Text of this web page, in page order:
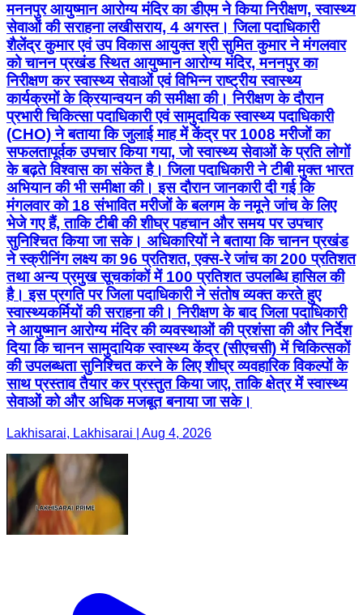
मननपुर आयुष्मान आरोग्य मंदिर का डीएम ने किया निरीक्षण, स्वास्थ्य
सेवाओं की सराहना लखीसराय, 4 अगस्त। जिला पदाधिकारी
शैलेंद्र कुमार एवं उप विकास आयुक्त श्री सुमित कुमार ने मंगलवार
को चानन प्रखंड स्थित आयुष्मान आरोग्य मंदिर, मननपुर का
निरीक्षण कर स्वास्थ्य सेवाओं एवं विभिन्न राष्ट्रीय स्वास्थ्य
कार्यक्रमों के क्रियान्वयन की समीक्षा की। निरीक्षण के दौरान
प्रभारी चिकित्सा पदाधिकारी एवं सामुदायिक स्वास्थ्य पदाधिकारी
(CHO) ने बताया कि जुलाई माह में केंद्र पर 1008 मरीजों का
सफलतापूर्वक उपचार किया गया, जो स्वास्थ्य सेवाओं के प्रति लोगों
के बढ़ते विश्वास का संकेत है। जिला पदाधिकारी ने टीबी मुक्त भारत
अभियान की भी समीक्षा की। इस दौरान जानकारी दी गई कि
मंगलवार को 18 संभावित मरीजों के बलगम के नमूने जांच के लिए
भेजे गए हैं, ताकि टीबी की शीघ्र पहचान और समय पर उपचार
सुनिश्चित किया जा सके। अधिकारियों ने बताया कि चानन प्रखंड
ने स्क्रीनिंग लक्ष्य का 96 प्रतिशत, एक्स-रे जांच का 200 प्रतिशत
तथा अन्य प्रमुख सूचकांकों में 100 प्रतिशत उपलब्धि हासिल की
है। इस प्रगति पर जिला पदाधिकारी ने संतोष व्यक्त करते हुए
स्वास्थ्यकर्मियों की सराहना की। निरीक्षण के बाद जिला पदाधिकारी
ने आयुष्मान आरोग्य मंदिर की व्यवस्थाओं की प्रशंसा की और निर्देश
दिया कि चानन सामुदायिक स्वास्थ्य केंद्र (सीएचसी) में चिकित्सकों
की उपलब्धता सुनिश्चित करने के लिए शीघ्र व्यवहारिक विकल्पों के
साथ प्रस्ताव तैयार कर प्रस्तुत किया जाए, ताकि क्षेत्र में स्वास्थ्य
सेवाओं को और अधिक मजबूत बनाया जा सके।
Lakhisarai, Lakhisarai | Aug 4, 2026